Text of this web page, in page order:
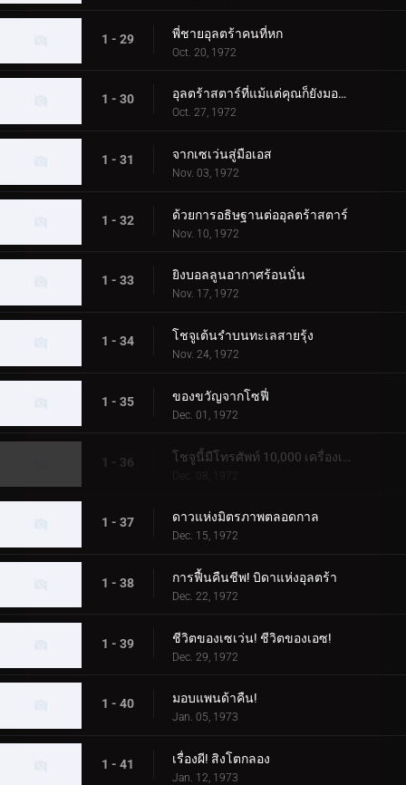
1 - 29 พี่ชายอุลตร้าคนที่หก
Oct. 20, 1972
1 - 30 อุลตร้าสตาร์ที่แม้แต่คุณก็ยังมองเห็น
Oct. 27, 1972
1 - 31 จากเซเว่นสู่มือเอส
Nov. 03, 1972
1 - 32 ด้วยการอธิษฐานต่ออุลตร้าสตาร์
Nov. 10, 1972
1 - 33 ยิงบอลลูนอากาศร้อนนั่น
Nov. 17, 1972
1 - 34 โชจูเต้นรำบนทะเลสายรุ้ง
Nov. 24, 1972
1 - 35 ของขวัญจากโซฟี่
Dec. 01, 1972
1 - 36
Dec. 08, 1972
1 - 37 ดาวแห่งมิตรภาพตลอดกาล
Dec. 15, 1972
1 - 38 การฟื้นคืนชีพ! บิดาแห่งอุลตร้า
Dec. 22, 1972
1 - 39 ชีวิตของเซเว่น! ชีวิตของเอซ!
Dec. 29, 1972
1 - 40 มอบแพนด้าคืน!
Jan. 05, 1973
1 - 41 เรื่องผี! สิงโตกลอง
Jan. 12, 1973